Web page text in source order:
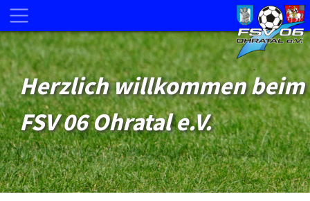
Herzlich willkommen beim
FSV 06 Ohratal e.V.